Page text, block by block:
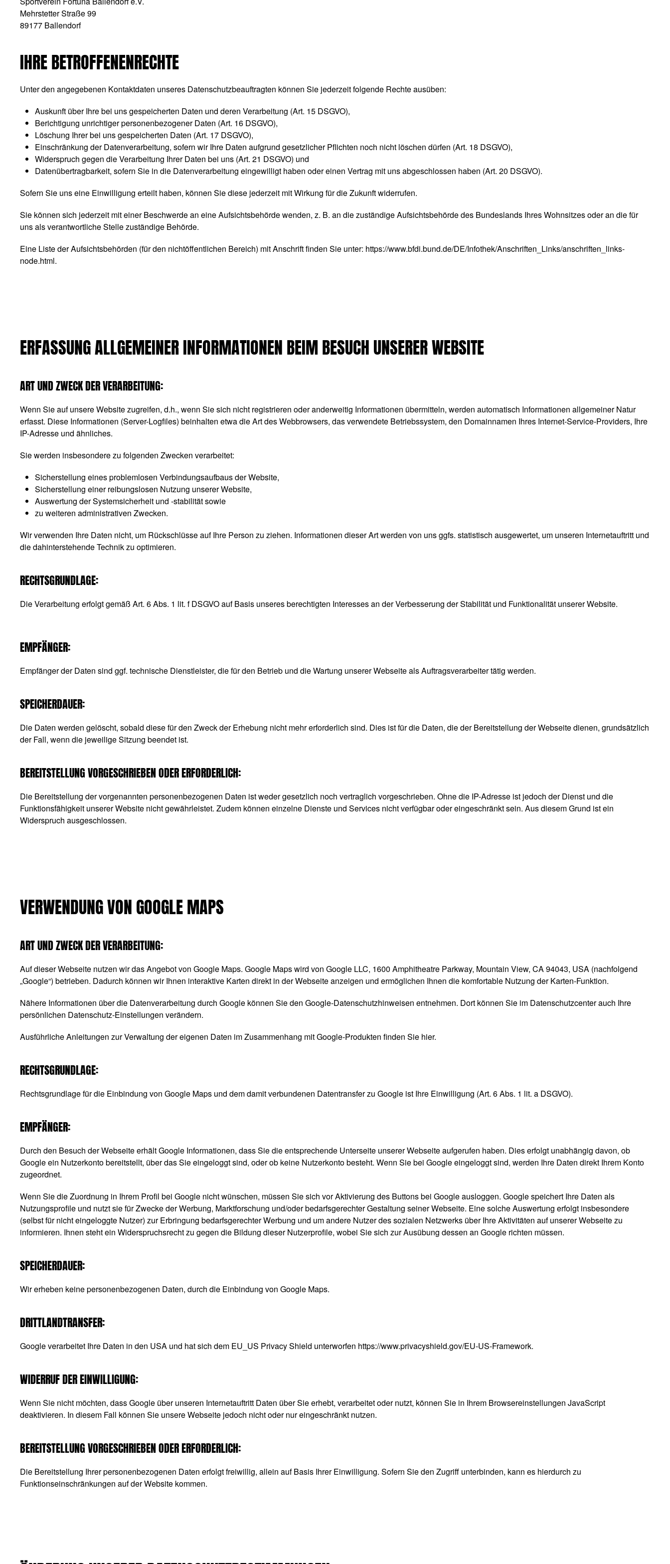
Mehrstetter Straße 99
89177 Ballendorf
IHRE BETROFFENENRECHTE
Unter den angegebenen Kontaktdaten unseres Datenschutzbeauftragten können Sie jederzeit folgende Rechte ausüben:
Auskunft über Ihre bei uns gespeicherten Daten und deren Verarbeitung (Art. 15 DSGVO),
Berichtigung unrichtiger personenbezogener Daten (Art. 16 DSGVO),
Löschung Ihrer bei uns gespeicherten Daten (Art. 17 DSGVO),
Einschränkung der Datenverarbeitung, sofern wir Ihre Daten aufgrund gesetzlicher Pflichten noch nicht löschen dürfen (Art. 18 DSGVO),
Widerspruch gegen die Verarbeitung Ihrer Daten bei uns (Art. 21 DSGVO) und
Datenübertragbarkeit, sofern Sie in die Datenverarbeitung eingewilligt haben oder einen Vertrag mit uns abgeschlossen haben (Art. 20 DSGVO).
Sofern Sie uns eine Einwilligung erteilt haben, können Sie diese jederzeit mit Wirkung für die Zukunft widerrufen.
Sie können sich jederzeit mit einer Beschwerde an eine Aufsichtsbehörde wenden, z. B. an die zuständige Aufsichtsbehörde des Bundeslands Ihres Wohnsitzes oder an die für
uns als verantwortliche Stelle zuständige Behörde.
Eine Liste der Aufsichtsbehörden (für den nichtöffentlichen Bereich) mit Anschrift finden Sie unter: https://www.bfdi.bund.de/DE/Infothek/Anschriften_Links/anschriften_links-
node.html.
ERFASSUNG ALLGEMEINER INFORMATIONEN BEIM BESUCH UNSERER WEBSITE
ART UND ZWECK DER VERARBEITUNG:
Wenn Sie auf unsere Website zugreifen, d.h., wenn Sie sich nicht registrieren oder anderweitig Informationen übermitteln, werden automatisch Informationen allgemeiner Natur
erfasst. Diese Informationen (Server-Logfiles) beinhalten etwa die Art des Webbrowsers, das verwendete Betriebssystem, den Domainnamen Ihres Internet-Service-Providers, Ihre
IP-Adresse und ähnliches.
Sie werden insbesondere zu folgenden Zwecken verarbeitet:
Sicherstellung eines problemlosen Verbindungsaufbaus der Website,
Sicherstellung einer reibungslosen Nutzung unserer Website,
Auswertung der Systemsicherheit und -stabilität sowie
zu weiteren administrativen Zwecken.
Wir verwenden Ihre Daten nicht, um Rückschlüsse auf Ihre Person zu ziehen. Informationen dieser Art werden von uns ggfs. statistisch ausgewertet, um unseren Internetauftritt und
die dahinterstehende Technik zu optimieren.
RECHTSGRUNDLAGE:
Die Verarbeitung erfolgt gemäß Art. 6 Abs. 1 lit. f DSGVO auf Basis unseres berechtigten Interesses an der Verbesserung der Stabilität und Funktionalität unserer Website.
EMPFÄNGER:
Empfänger der Daten sind ggf. technische Dienstleister, die für den Betrieb und die Wartung unserer Webseite als Auftragsverarbeiter tätig werden.
SPEICHERDAUER:
Die Daten werden gelöscht, sobald diese für den Zweck der Erhebung nicht mehr erforderlich sind. Dies ist für die Daten, die der Bereitstellung der Webseite dienen, grundsätzlich
der Fall, wenn die jeweilige Sitzung beendet ist.
BEREITSTELLUNG VORGESCHRIEBEN ODER ERFORDERLICH:
Die Bereitstellung der vorgenannten personenbezogenen Daten ist weder gesetzlich noch vertraglich vorgeschrieben. Ohne die IP-Adresse ist jedoch der Dienst und die
Funktionsfähigkeit unserer Website nicht gewährleistet. Zudem können einzelne Dienste und Services nicht verfügbar oder eingeschränkt sein. Aus diesem Grund ist ein
Widerspruch ausgeschlossen.
VERWENDUNG VON GOOGLE MAPS
ART UND ZWECK DER VERARBEITUNG:
Auf dieser Webseite nutzen wir das Angebot von Google Maps. Google Maps wird von Google LLC, 1600 Amphitheatre Parkway, Mountain View, CA 94043, USA (nachfolgend
„Google“) betrieben. Dadurch können wir Ihnen interaktive Karten direkt in der Webseite anzeigen und ermöglichen Ihnen die komfortable Nutzung der Karten-Funktion.
Nähere Informationen über die Datenverarbeitung durch Google können Sieden Google-Datenschutzhinweisen entnehmen. Dort können Sie im Datenschutzcenter auch Ihre
persönlichen Datenschutz-Einstellungen verändern.
Ausführliche Anleitungen zur Verwaltung der eigenen Daten im Zusammenhang mit Google-Produkten finden Sie hier.
RECHTSGRUNDLAGE:
Rechtsgrundlage für die Einbindung von Google Maps und dem damit verbundenen Datentransfer zu Google ist Ihre Einwilligung (Art. 6 Abs. 1 lit. a DSGVO).
EMPFÄNGER:
Durch den Besuch der Webseite erhält Google Informationen, dass Sie die entsprechende Unterseite unserer Webseite aufgerufen haben. Dies erfolgt unabhängig davon, ob
Google ein Nutzerkonto bereitstellt, über das Sie eingeloggt sind, oder ob keine Nutzerkonto besteht. Wenn Sie bei Google eingeloggt sind, werden Ihre Daten direkt Ihrem Konto
zugeordnet.
Wenn Sie die Zuordnung in Ihrem Profil bei Google nicht wünschen, müssen Sie sich vor Aktivierung des Buttons bei Google ausloggen. Google speichert Ihre Daten als
Nutzungsprofile und nutzt sie für Zwecke der Werbung, Marktforschung und/oder bedarfsgerechter Gestaltung seiner Webseite. Eine solche Auswertung erfolgt insbesondere
(selbst für nicht eingeloggte Nutzer) zur Erbringung bedarfsgerechter Werbung und um andere Nutzer des sozialen Netzwerks über Ihre Aktivitäten auf unserer Webseite zu
informieren. Ihnen steht ein Widerspruchsrecht zu gegen die Bildung dieser Nutzerprofile, wobei Sie sich zur Ausübung dessen an Google richten müssen.
SPEICHERDAUER:
Wir erheben keine personenbezogenen Daten, durch die Einbindung von Google Maps.
DRITTLANDTRANSFER:
Google verarbeitet Ihre Daten in den USA und hat sich dem EU_US Privacy Shield unterworfen https://www.privacyshield.gov/EU-US-Framework.
WIDERRUF DER EINWILLIGUNG:
Wenn Sie nicht möchten, dass Google über unseren Internetauftritt Daten über Sie erhebt, verarbeitet oder nutzt, können Sie in Ihrem Browsereinstellungen JavaScript
deaktivieren. In diesem Fall können Sie unsere Webseite jedoch nicht oder nur eingeschränkt nutzen.
BEREITSTELLUNG VORGESCHRIEBEN ODER ERFORDERLICH:
Die Bereitstellung Ihrer personenbezogenen Daten erfolgt freiwillig, allein auf Basis Ihrer Einwilligung. Sofern Sie den Zugriff unterbinden, kann es hierdurch zu
Funktionseinschränkungen auf der Website kommen.